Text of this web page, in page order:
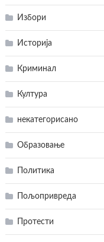
Избори
Историја
Криминал
Култура
некатегорисано
Образовање
Политика
Пољопривреда
Протести